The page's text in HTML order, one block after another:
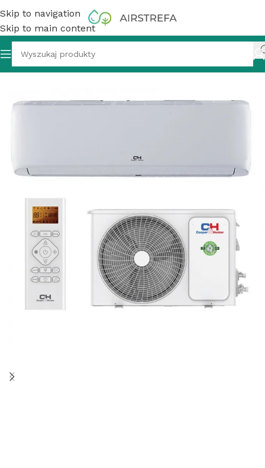
Skip to navigation
Skip to main content
ścienny Cooper&Hunter Veyron CH-S09FTXA 2,6 kW